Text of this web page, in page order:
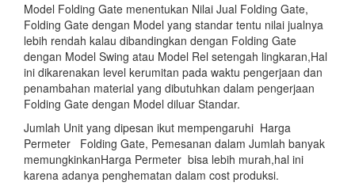
Model Folding Gate menentukan Nilai Jual Folding Gate,
Folding Gate dengan Model yang standar tentu nilai jualnya
lebih rendah kalau dibandingkan dengan Folding Gate
dengan Model Swing atau Model Rel setengah lingkaran,Hal
ini dikarenakan level kerumitan pada waktu pengerjaan dan
penambahan material yang dibutuhkan dalam pengerjaan
Folding Gate dengan Model diluar Standar.
Jumlah Unit yang dipesan ikut mempengaruhi Harga
Permeter Folding Gate, Pemesanan dalam Jumlah banyak
memungkinkanHarga Permeter bisa lebih murah,hal ini
karena adanya penghematan dalam cost produksi.